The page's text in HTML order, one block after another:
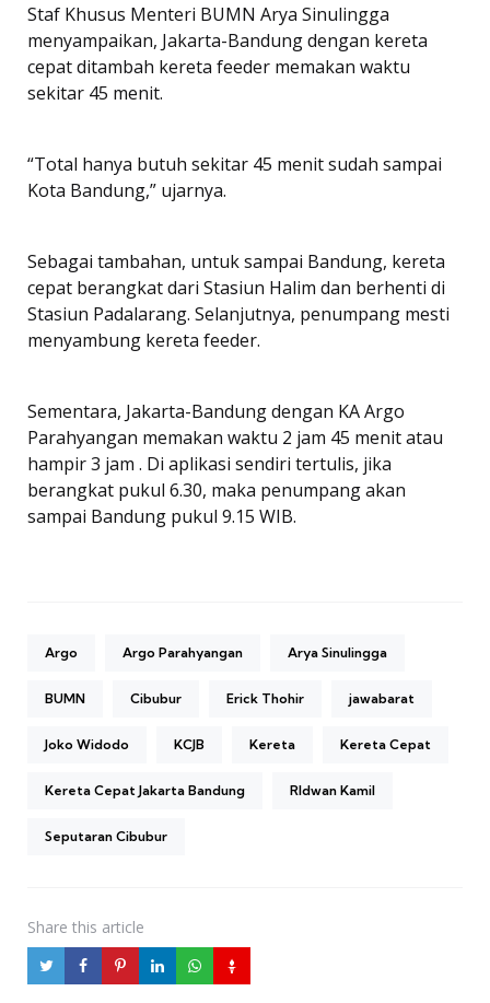
Staf Khusus Menteri BUMN Arya Sinulingga
menyampaikan, Jakarta-Bandung dengan kereta
cepat ditambah kereta feeder memakan waktu
sekitar 45 menit.
“Total hanya butuh sekitar 45 menit sudah sampai
Kota Bandung,” ujarnya.
Sebagai tambahan, untuk sampai Bandung, kereta
cepat berangkat dari Stasiun Halim dan berhenti di
Stasiun Padalarang. Selanjutnya, penumpang mesti
menyambung kereta feeder.
Sementara, Jakarta-Bandung dengan KA Argo
Parahyangan memakan waktu 2 jam 45 menit atau
hampir 3 jam . Di aplikasi sendiri tertulis, jika
berangkat pukul 6.30, maka penumpang akan
sampai Bandung pukul 9.15 WIB.
Argo Argo Parahyangan Arya Sinulingga
BUMN Cibubur Erick Thohir jawabarat
Joko Widodo KCJB Kereta Kereta Cepat
Kereta Cepat Jakarta Bandung RIdwan Kamil
Seputaran Cibubur
Share this article